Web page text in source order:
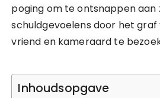
poging om te ontsnappen aan
schuldgevoelens door het
vriend en kameraard te
Inhoudsopgave